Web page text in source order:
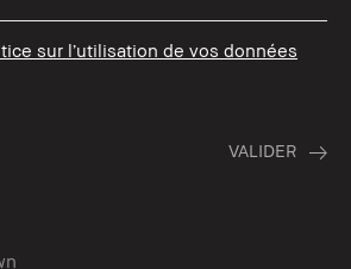
sur l’utilisation de vos données